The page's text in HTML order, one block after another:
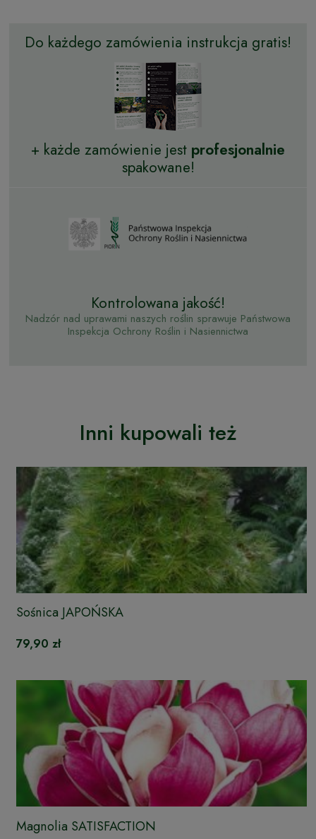
Do każdego zamówienia instrukcja gratis!
+ każde zamówienie jest profesjonalnie
spakowane!
Kontrolowana jakość!
Nadzór nad uprawami naszych roślin sprawuje Państwowa
Inspekcja Ochrony Roślin i Nasiennictwa
Inni kupowali też
Sośnica JAPOŃSKA
79,90 zł
Magnolia SATISFACTION